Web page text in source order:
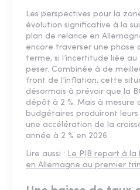
Les perspectives pour la
évolution significative à la
plan de relance en
encore traverser une phase
terme, si l’incertitude liée
peser. Combinée à de
front de l’inflation, cette
désormais à prévoir que la
dépôt à 2 %. Mais à mesure
budgétaires produiront
une accélération de la
année à 2 % en 2026.
Lire aussi : Le PIB repart à la
en Allemagne au premier